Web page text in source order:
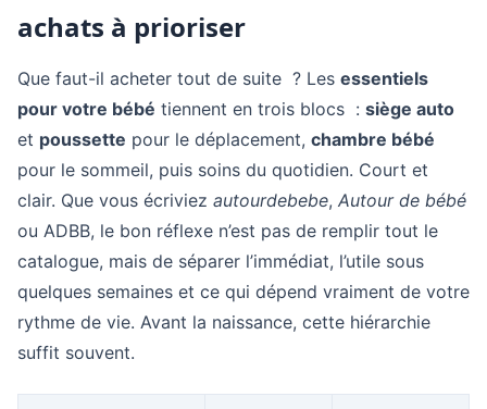
achats à prioriser
Que faut-il acheter tout de suite ? Les essentiels
pour votre bébé tiennent en trois blocs : siège auto
et poussette pour le déplacement, chambre bébé
pour le sommeil, puis soins du quotidien. Court et
clair. Que vous écriviez autourdebebe, Autour de bébé
ou ADBB, le bon réflexe n’est pas de remplir tout le
catalogue, mais de séparer l’immédiat, l’utile sous
quelques semaines et ce qui dépend vraiment de votre
rythme de vie. Avant la naissance, cette hiérarchie
suffit souvent.